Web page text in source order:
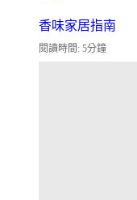
香味家居指南
閱讀時間: 5分鐘